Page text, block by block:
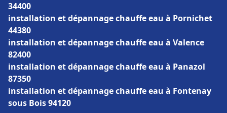
34400
installation et dépannage chauffe eau à Pornichet
44380
installation et dépannage chauffe eau à Valence
82400
installation et dépannage chauffe eau à Panazol
87350
installation et dépannage chauffe eau à Fontenay
sous Bois 94120